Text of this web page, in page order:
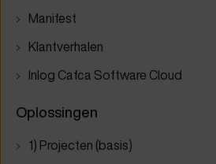
Manifest
Klantverhalen
Inlog Cafca Software Cloud
Oplossingen
1) Projecten (basis)